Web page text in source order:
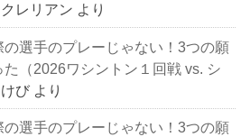
レリアン より
の選手のプレーじゃない！3つの願
（2026ワシントン１回戦 vs. シ
び より
の選手のプレーじゃない！3つの願